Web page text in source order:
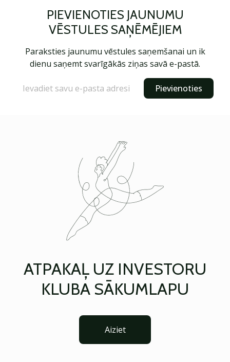
PIEVIENOTIES JAUNUMU
VĒSTULES SAŅĒMĒJIEM
Paraksties jaunumu vēstules saņemšanai un ik
dienu saņemt svarīgākās ziņas savā e-pastā.
Pievienoties
ATPAKAĻ UZ INVESTORU
KLUBA SĀKUMLAPU
Aiziet